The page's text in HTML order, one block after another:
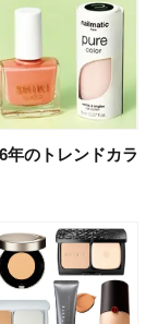
年のトレンドカラ
グ」11選！ スキ
年のトレンドカラ
グTOP5！＜美
」の作り方＆ア
若く見える・手
ンケア・ヘアケ
クベージュ」レビ